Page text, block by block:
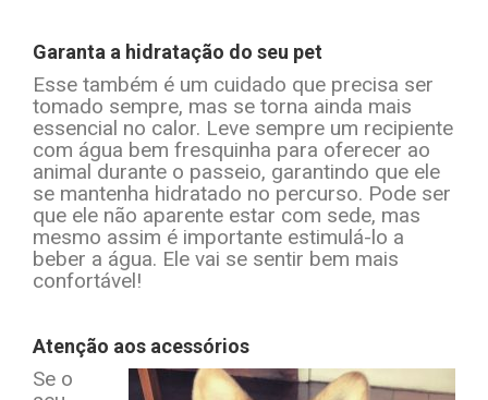
Garanta a hidratação do seu pet
Esse também é um cuidado que precisa ser
tomado sempre, mas se torna ainda mais
essencial no calor. Leve sempre um recipiente
com água bem fresquinha para oferecer ao
animal durante o passeio, garantindo que ele
se mantenha hidratado no percurso. Pode ser
que ele não aparente estar com sede, mas
mesmo assim é importante estimulá-lo a
beber a água. Ele vai se sentir bem mais
confortável!
Atenção aos acessórios
Se o